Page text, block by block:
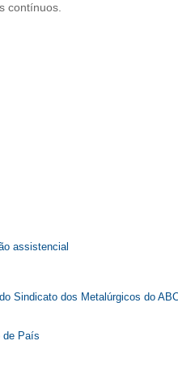
contínuos.
assistencial
Sindicato dos Metalúrgicos do
de País